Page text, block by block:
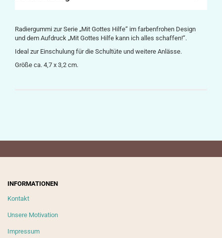
Radiergummi zur Serie „Mit Gottes Hilfe“ im farbenfrohen Design
und dem Aufdruck „Mit Gottes Hilfe kann ich alles schaffen!“.
Ideal zur Einschulung für die Schultüte und weitere Anlässe.
Größe ca. 4,7 x 3,2 cm.
INFORMATIONEN
Kontakt
Unsere Motivation
Impressum